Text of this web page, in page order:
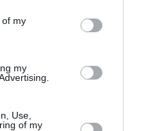
of my
my
Use,
of my